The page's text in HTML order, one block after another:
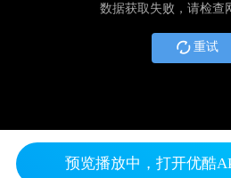
数据获取失败，请检查
重试
预览播放中，打开优酷